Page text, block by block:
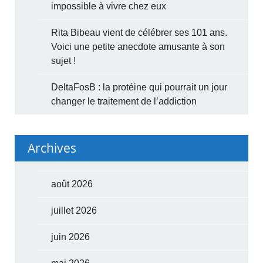
impossible à vivre chez eux
Rita Bibeau vient de célébrer ses 101 ans.
Voici une petite anecdote amusante à son
sujet !
DeltaFosB : la protéine qui pourrait un jour
changer le traitement de l’addiction
Archives
août 2026
juillet 2026
juin 2026